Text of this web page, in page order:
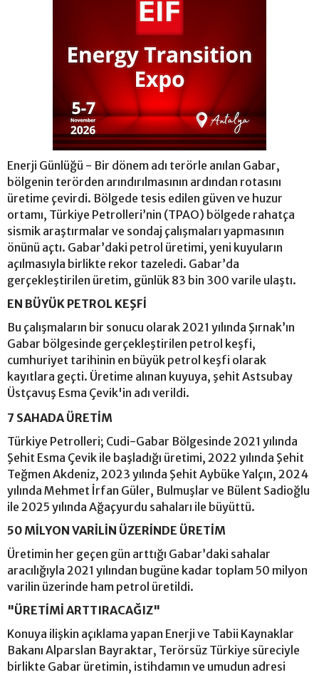
Enerji Günlüğü - Bir dönem adı terörle anılan Gabar,
bölgenin terörden arındırılmasının ardından rotasını
üretime çevirdi. Bölgede tesis edilen güven ve huzur
ortamı, Türkiye Petrolleri’nin (TPAO) bölgede rahatça
sismik araştırmalar ve sondaj çalışmaları yapmasının
önünü açtı. Gabar’daki petrol üretimi, yeni kuyuların
açılmasıyla birlikte rekor tazeledi. Gabar’da
gerçekleştirilen üretim, günlük 83 bin 300 varile ulaştı.
EN BÜYÜK PETROL KEŞFİ
Bu çalışmaların bir sonucu olarak 2021 yılında Şırnak’ın
Gabar bölgesinde gerçekleştirilen petrol keşfi,
cumhuriyet tarihinin en büyük petrol keşfi olarak
kayıtlara geçti. Üretime alınan kuyuya, şehit Astsubay
Üstçavuş Esma Çevik'in adı verildi.
7 SAHADA ÜRETİM
Türkiye Petrolleri; Cudi-Gabar Bölgesinde 2021 yılında
Şehit Esma Çevik ile başladığı üretimi, 2022 yılında Şehit
Teğmen Akdeniz, 2023 yılında Şehit Aybüke Yalçın, 2024
yılında Mehmet İrfan Güler, Bulmuşlar ve Bülent Sadioğlu
ile 2025 yılında Ağaçyurdu sahaları ile büyüttü.
50 MİLYON VARİLİN ÜZERİNDE ÜRETİM
Üretimin her geçen gün arttığı Gabar’daki sahalar
aracılığıyla 2021 yılından bugüne kadar toplam 50 milyon
varilin üzerinde ham petrol üretildi.
"ÜRETİMİ ARTTIRACAĞIZ"
Konuya ilişkin açıklama yapan Enerji ve Tabii Kaynaklar
Bakanı Alparslan Bayraktar, Terörsüz Türkiye süreciyle
birlikte Gabar üretimin, istihdamın ve umudun adresi